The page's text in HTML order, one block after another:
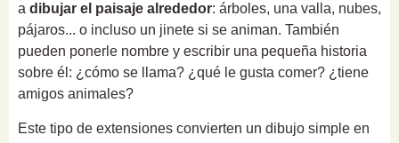
a dibujar el paisaje alrededor: árboles, una valla, nubes,
pájaros... o incluso un jinete si se animan. También
pueden ponerle nombre y escribir una pequeña historia
sobre él: ¿cómo se llama? ¿qué le gusta comer? ¿tiene
amigos animales?
Este tipo de extensiones convierten un dibujo simple en